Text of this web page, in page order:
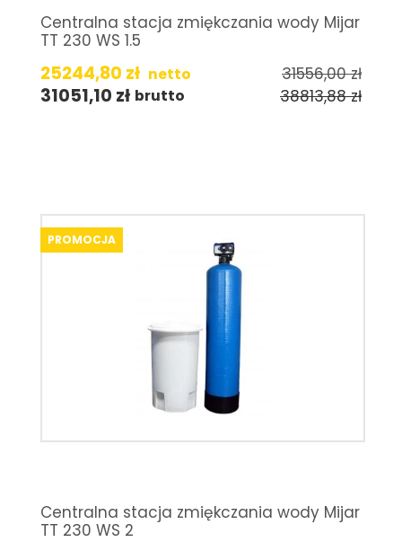
Centralna stacja zmiękczania wody Mijar
TT 230 WS 1.5
25244,80 zł netto 31556,00zł
31051,10 zł brutto 38813,88zł
PROMOCJA
Centralna stacja zmiękczania wody Mijar
TT 230 WS 2